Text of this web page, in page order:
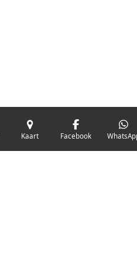
Kaart Facebook